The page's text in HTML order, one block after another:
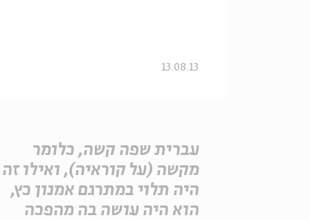
13.08.13
עברית שפה קשה, כלומר
מקשה (על קוראיה), ואילו זה
היה תלוי במתרגם אמנון כץ,
הוא היה עושה בה מהפכה